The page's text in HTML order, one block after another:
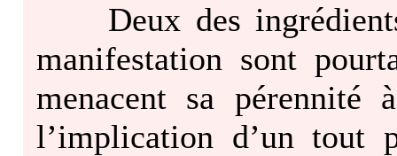
Deux des ingrédients
manifestation sont
menacent sa
l’implication d’un tout